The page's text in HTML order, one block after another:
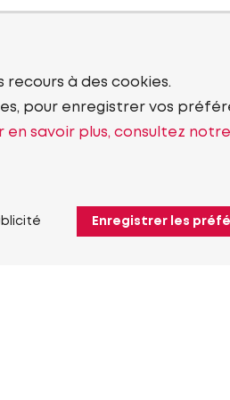
recours à des cookies.
pour enregistrer vos
en savoir plus, consultez
Enregistrer les